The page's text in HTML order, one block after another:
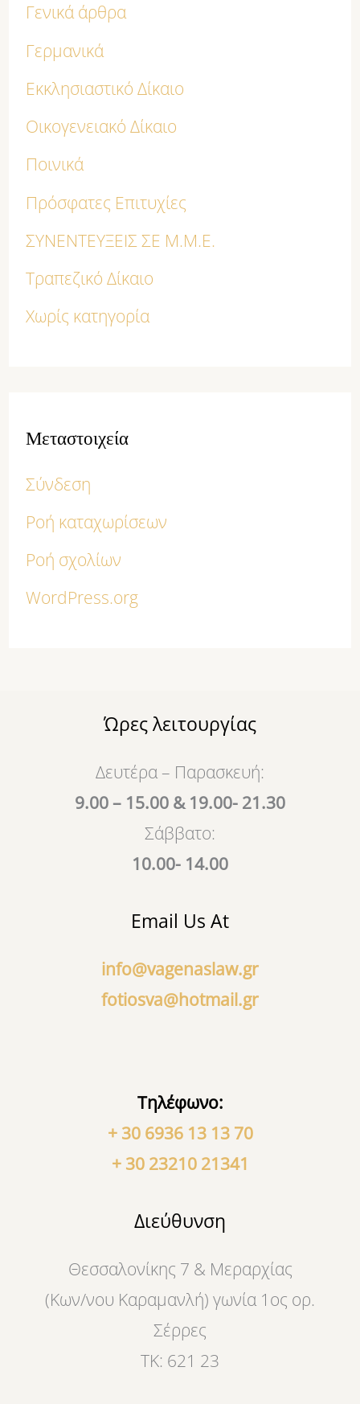
Γενικά άρθρα
Γερμανικά
Εκκλησιαστικό Δίκαιο
Οικογενειακό Δίκαιο
Ποινικά
Πρόσφατες Επιτυχίες
ΣΥΝΕΝΤΕΥΞΕΙΣ ΣΕ Μ.Μ.Ε.
Τραπεζικό Δίκαιο
Χωρίς κατηγορία
Μεταστοιχεία
Σύνδεση
Ροή καταχωρίσεων
Ροή σχολίων
WordPress.org
Ώρες λειτουργίας
Δευτέρα – Παρασκευή:
9.00 – 15.00 & 19.00- 21.30
Σάββατο:
10.00- 14.00
Email Us At
info@vagenaslaw.gr
fotiosva@hotmail.gr
Τηλέφωνο:
+ 30 6936 13 13 70
+ 30 23210 21341
Διεύθυνση
Θεσσαλονίκης 7 & Μεραρχίας
(Κων/νου Καραμανλή) γωνία 1ος ορ.
Σέρρες
ΤΚ: 621 23